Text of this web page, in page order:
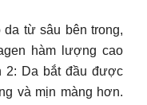
từ sâu bên trong,
hàm lượng cao
2: Da bắt đầu được
và mịn màng hơn.